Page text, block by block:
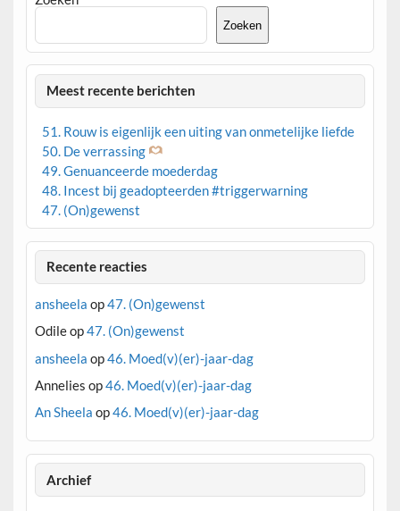
Zoeken
Meest recente berichten
51. Rouw is eigenlijk een uiting van onmetelijke liefde
50. De verrassing
49. Genuanceerde moederdag
48. Incest bij geadopteerden #triggerwarning
47. (On)gewenst
Recente reacties
ansheela op47. (On)gewenst
Odileop47. (On)gewenst
ansheela op46. Moed(v)(er)-jaar-dag
Annelies op46. Moed(v)(er)-jaar-dag
An Sheela op46. Moed(v)(er)-jaar-dag
Archief